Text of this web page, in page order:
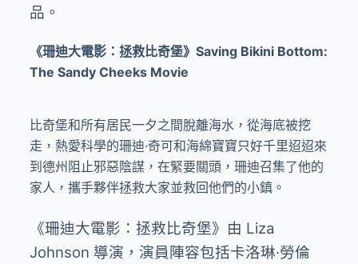
品。
《珊迪大電影：拯救比奇堡》Saving Bikini Bottom:
The Sandy Cheeks Movie
比奇堡和所有居民一夕之間脫離海水，從海底被挖
走，熱愛科學的珊迪·奇可和海綿寶寶只好千里迢迢來
到德州阻止邪惡陰謀，在緊要關頭，珊迪召集了他的
家人，攜手夥伴拯救大家並救回他們的小鎮。
《珊迪大電影：拯救比奇堡》由 Liza
Johnson 導演，演員陣容包括卡洛琳·勞倫